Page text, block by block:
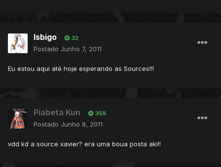
Isbigo 32
Postado Junho 7, 2011
Eu estou aqui até hoje esperando as Sources!!!
Piabeta Kun 359
Postado Junho 8, 2011
vdd kd a source xavier? era uma boua posta aki!!